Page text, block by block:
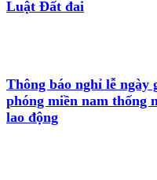
Luật Đất đai
Thông báo nghỉ lễ ngày
phóng miền nam thống
lao động